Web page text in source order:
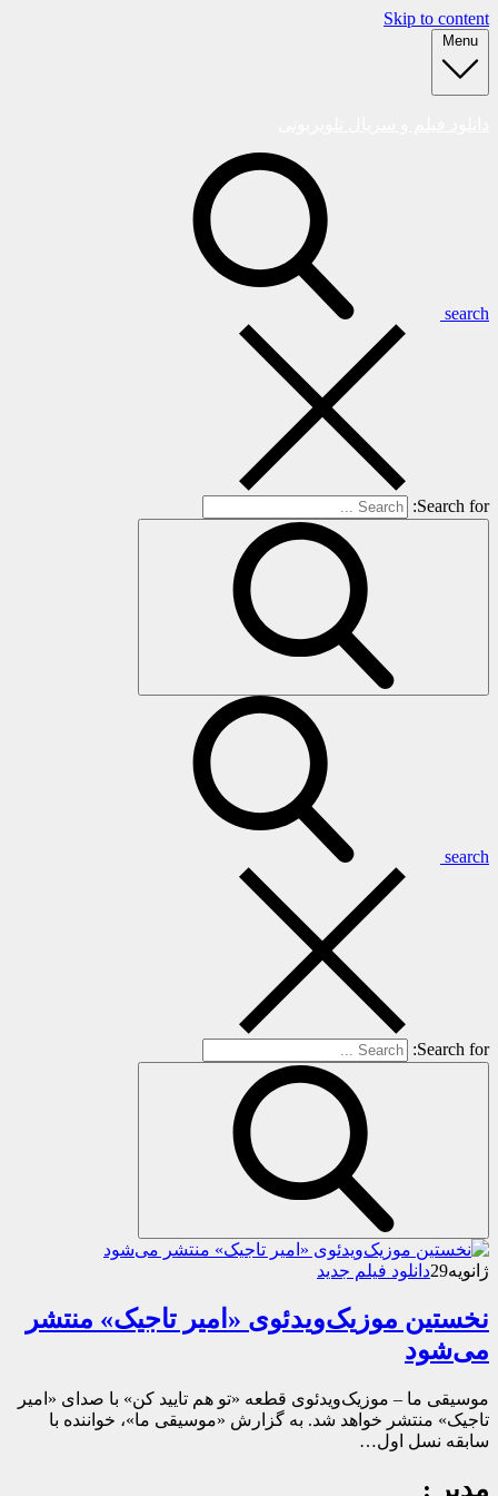
Skip to content
Menu
search
Search for:
search
Search for:
ژانویه29دانلود فیلم جدید
نخستین موزیک‌ویدئوی «امیر تاجیک» منتشر
می‌شود
موسیقی ما – موزیک‌ویدئوی قطعه «تو هم تایید کن» با صدای «امیر
تاجیک» منتشر خواهد شد. به گزارش «موسیقی ما»، خواننده با
سابقه نسل اول…
مدیر :